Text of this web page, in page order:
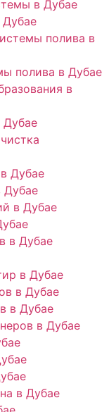
в Дубае
полива в
полива в Дубае
в
Дубае
Дубае
в Дубае
в Дубае
в Дубае
в Дубае
в Дубае
в Дубае
в Дубае